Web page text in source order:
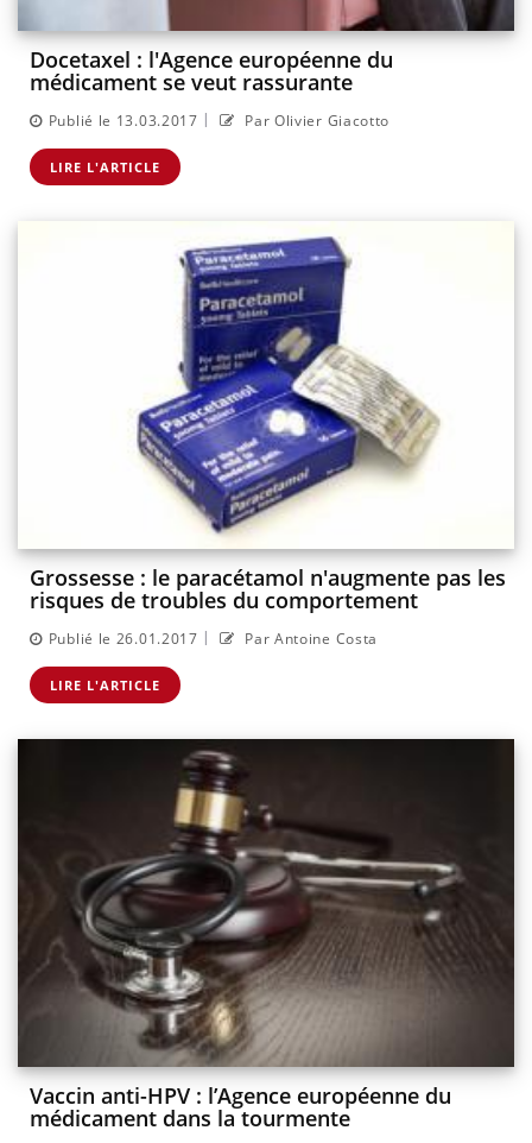
Docetaxel : l'Agence européenne du
médicament se veut rassurante
Publié le 13.03.2017 | Par Olivier Giacotto
LIRE L'ARTICLE
Grossesse : le paracétamol n'augmente pas les
risques de troubles du comportement
Publié le 26.01.2017 | Par Antoine Costa
LIRE L'ARTICLE
Vaccin anti-HPV : l’Agence européenne du
médicament dans la tourmente